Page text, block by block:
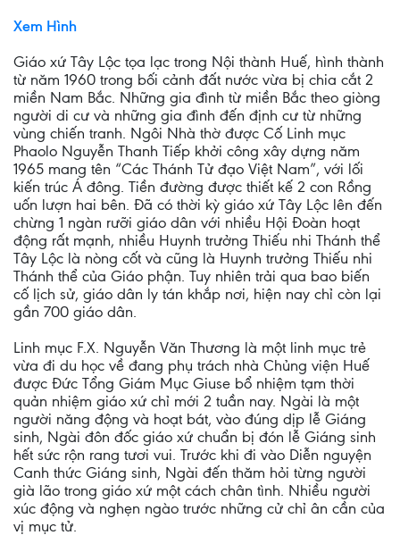
Xem Hình
Giáo xứ Tây Lộc tọa lạc trong Nội thành Huế, hình thành
từ năm 1960 trong bối cảnh đất nước vừa bị chia cắt 2
miền Nam Bắc. Những gia đình từ miền Bắc theo giòng
người di cư và những gia đình đến định cư từ những
vùng chiến tranh. Ngôi Nhà thờ được Cố Linh mục
Phaolo Nguyễn Thanh Tiếp khởi công xây dựng năm
1965 mang tên “Các Thánh Tử đạo Việt Nam”, với lối
kiến trúc Á đông. Tiền đường được thiết kế 2 con Rồng
uốn lượn hai bên. Đã có thời kỳ giáo xứ Tây Lộc lên đến
chừng 1 ngàn rưỡi giáo dân với nhiều Hội Đoàn hoạt
động rất mạnh, nhiều Huynh trưởng Thiếu nhi Thánh thể
Tây Lộc là nòng cốt và cũng là Huynh trưởng Thiếu nhi
Thánh thể của Giáo phận. Tuy nhiên trải qua bao biến
cố lịch sử, giáo dân ly tán khắp nơi, hiện nay chỉ còn lại
gần 700 giáo dân.
Linh mục F.X. Nguyễn Văn Thương là một linh mục trẻ
vừa đi du học về đang phụ trách nhà Chủng viện Huế
được Đức Tổng Giám Mục Giuse bổ nhiệm tạm thời
quản nhiệm giáo xứ chỉ mới 2 tuần nay. Ngài là một
người năng động và hoạt bát, vào đúng dịp lễ Giáng
sinh, Ngài đôn đốc giáo xứ chuẩn bị đón lễ Giáng sinh
hết sức rộn rang tươi vui. Trước khi đi vào Diễn nguyện
Canh thức Giáng sinh, Ngài đến thăm hỏi từng người
già lão trong giáo xứ một cách chân tình. Nhiều người
xúc động và nghẹn ngào trước những cử chỉ ân cần của
vị mục tử.